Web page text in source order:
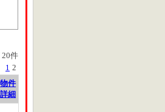
20件
1 2
物件
詳細